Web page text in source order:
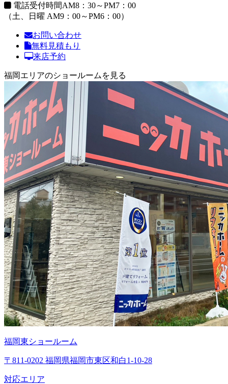
電話受付時間AM8：30～PM7：00
（土、日曜 AM9：00～PM6：00）
お問い合わせ
無料見積もり
来店予約
福岡エリアのショールームを見る
福岡東ショールーム
〒811-0202 福岡県福岡市東区和白1-10-28
対応エリア